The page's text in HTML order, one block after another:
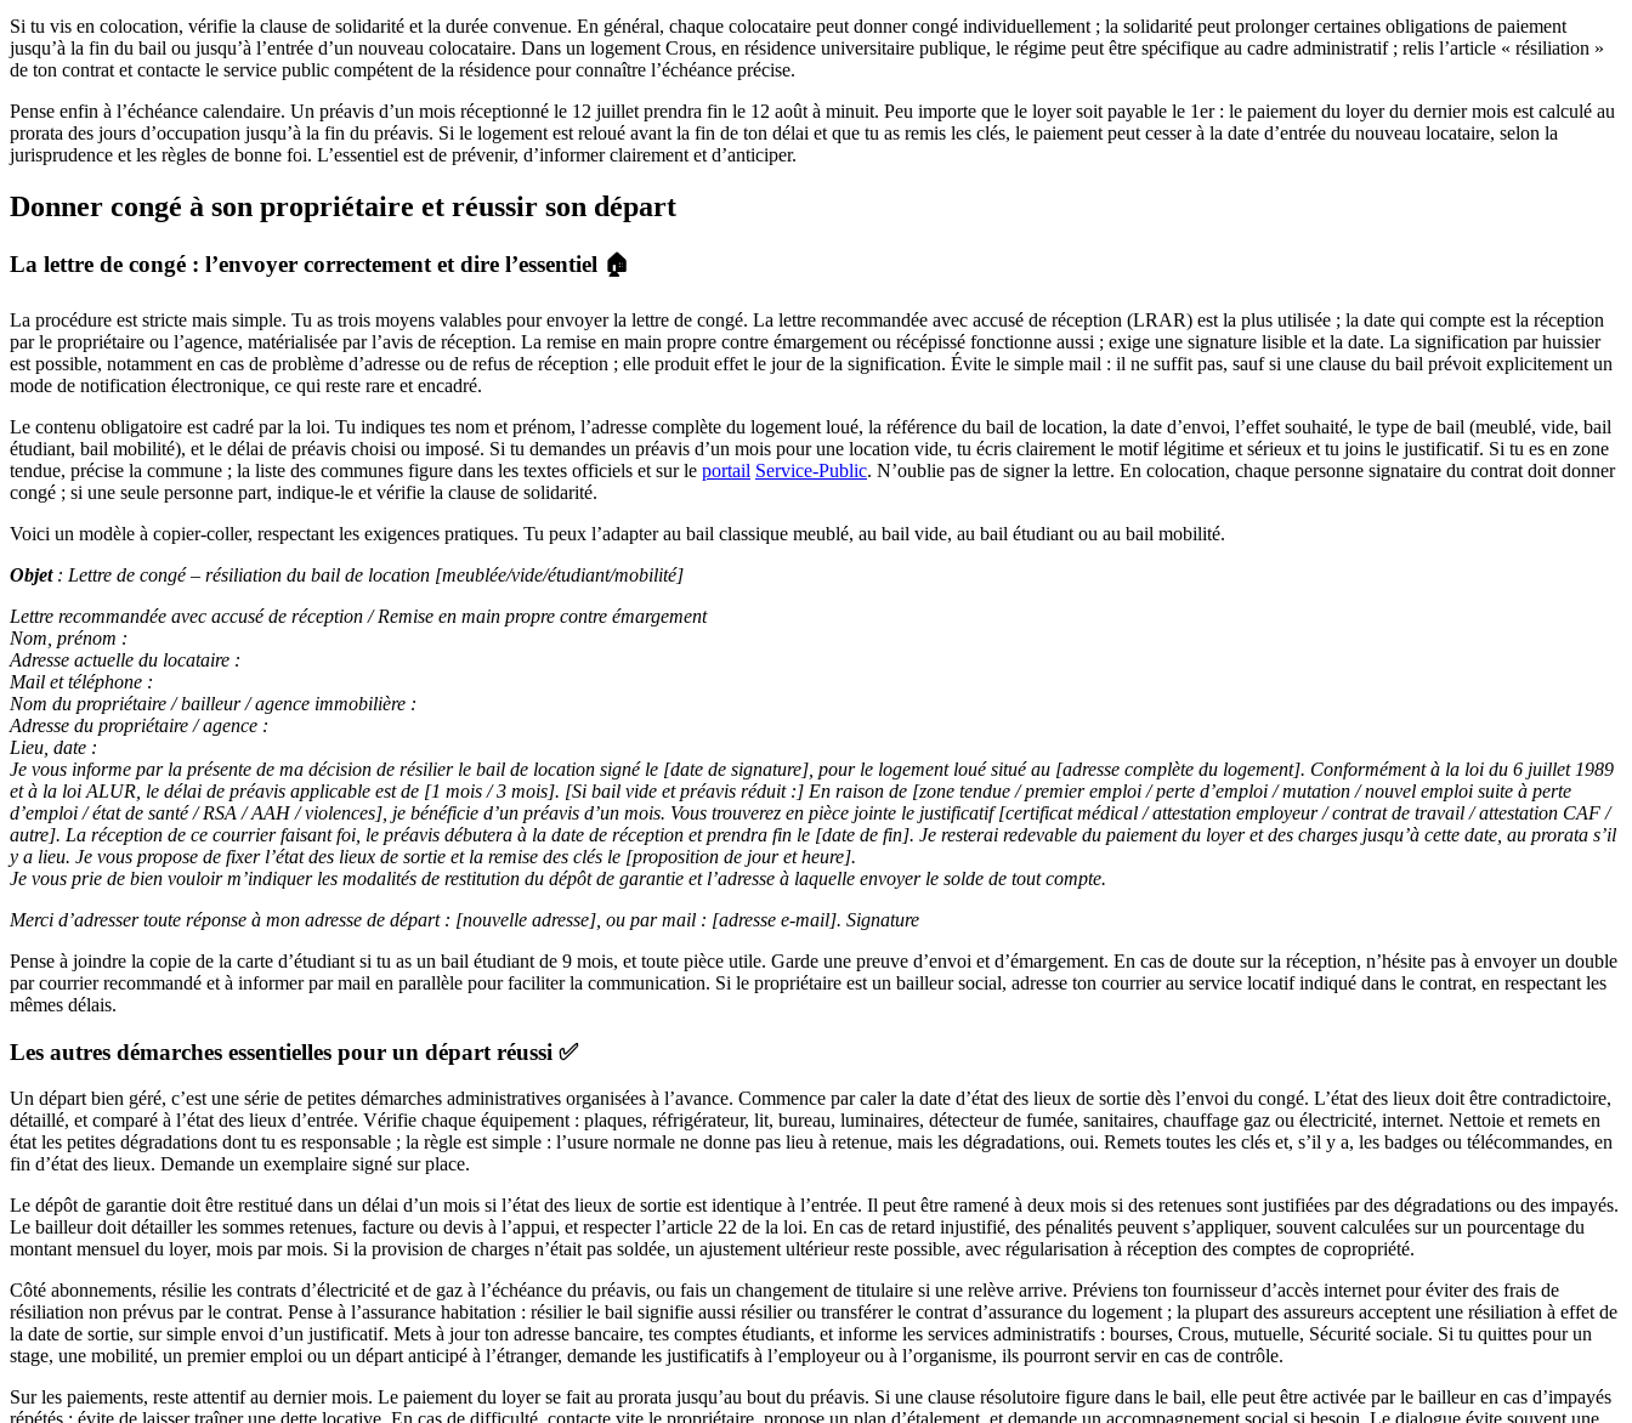
Si tu vis en colocation, vérifie la clause de solidarité et la durée convenue. En général, chaque colocataire peut donner congé individuellement ; la solidarité peut prolonger certaines obligations de paiement
jusqu’à la fin du bail ou jusqu’à l’entrée d’un nouveau colocataire. Dans un logement Crous, en résidence universitaire publique, le régime peut être spécifique au cadre administratif ; relis l’article « résiliation »
de ton contrat et contacte le service public compétent de la résidence pour connaître l’échéance précise.
Pense enfin à l’échéance calendaire. Un préavis d’un mois réceptionné le 12 juillet prendra fin le 12 août à minuit. Peu importe que le loyer soit payable le 1er : le paiement du loyer du dernier mois est calculé au
prorata des jours d’occupation jusqu’à la fin du préavis. Si le logement est reloué avant la fin de ton délai et que tu as remis les clés, le paiement peut cesser à la date d’entrée du nouveau locataire, selon la
jurisprudence et les règles de bonne foi. L’essentiel est de prévenir, d’informer clairement et d’anticiper.
Donner congé à son propriétaire et réussir son départ
La lettre de congé : l’envoyer correctement et dire l’essentiel 🏠
La procédure est stricte mais simple. Tu as trois moyens valables pour envoyer la lettre de congé. La lettre recommandée avec accusé de réception (LRAR) est la plus utilisée ; la date qui compte est la réception
par le propriétaire ou l’agence, matérialisée par l’avis de réception. La remise en main propre contre émargement ou récépissé fonctionne aussi ; exige une signature lisible et la date. La signification par huissier
est possible, notamment en cas de problème d’adresse ou de refus de réception ; elle produit effet le jour de la signification. Évite le simple mail : il ne suffit pas, sauf si une clause du bail prévoit explicitement un
mode de notification électronique, ce qui reste rare et encadré.
Le contenu obligatoire est cadré par la loi. Tu indiques tes nom et prénom, l’adresse complète du logement loué, la référence du bail de location, la date d’envoi, l’effet souhaité, le type de bail (meublé, vide, bail
étudiant, bail mobilité), et le délai de préavis choisi ou imposé. Si tu demandes un préavis d’un mois pour une location vide, tu écris clairement le motif légitime et sérieux et tu joins le justificatif. Si tu es en zone
tendue, précise la commune ; la liste des communes figure dans les textes officiels et sur le portail Service-Public. N’oublie pas de signer la lettre. En colocation, chaque personne signataire du contrat doit donner
congé ; si une seule personne part, indique-le et vérifie la clause de solidarité.
Voici un modèle à copier-coller, respectant les exigences pratiques. Tu peux l’adapter au bail classique meublé, au bail vide, au bail étudiant ou au bail mobilité.
Objet: Lettre de congé – résiliation du bail de location [meublée/vide/étudiant/mobilité]
Lettre recommandée avec accusé de réception / Remise en main propre contre émargement
Nom, prénom :
Adresse actuelle du locataire :
Mail et téléphone :
Nom du propriétaire / bailleur / agence immobilière :
Adresse du propriétaire / agence :
Lieu, date :
Je vous informe par la présente de ma décision de résilier le bail de location signé le [date de signature], pour le logement loué situé au [adresse complète du logement]. Conformément à la loi du 6 juillet 1989
et à la loi ALUR, le délai de préavis applicable est de [1 mois / 3 mois]. [Si bail vide et préavis réduit :] En raison de [zone tendue / premier emploi / perte d’emploi / mutation / nouvel emploi suite à perte
d’emploi / état de santé / RSA / AAH / violences], je bénéficie d’un préavis d’un mois. Vous trouverez en pièce jointe le justificatif [certificat médical / attestation employeur / contrat de travail / attestation CAF /
autre]. La réception de ce courrier faisant foi, le préavis débutera à la date de réception et prendra fin le [date de fin]. Je resterai redevable du paiement du loyer et des charges jusqu’à cette date, au prorata s’il
y a lieu. Je vous propose de fixer l’état des lieux de sortie et la remise des clés le [proposition de jour et heure].
Je vous prie de bien vouloir m’indiquer les modalités de restitution du dépôt de garantie et l’adresse à laquelle envoyer le solde de tout compte.
Merci d’adresser toute réponse à mon adresse de départ : [nouvelle adresse], ou par mail : [adresse e-mail]. Signature
Pense à joindre la copie de la carte d’étudiant si tu as un bail étudiant de 9 mois, et toute pièce utile. Garde une preuve d’envoi et d’émargement. En cas de doute sur la réception, n’hésite pas à envoyer un double
par courrier recommandé et à informer par mail en parallèle pour faciliter la communication. Si le propriétaire est un bailleur social, adresse ton courrier au service locatif indiqué dans le contrat, en respectant les
mêmes délais.
Les autres démarches essentielles pour un départ réussi ✅
Un départ bien géré, c’est une série de petites démarches administratives organisées à l’avance. Commence par caler la date d’état des lieux de sortie dès l’envoi du congé. L’état des lieux doit être contradictoire,
détaillé, et comparé à l’état des lieux d’entrée. Vérifie chaque équipement : plaques, réfrigérateur, lit, bureau, luminaires, détecteur de fumée, sanitaires, chauffage gaz ou électricité, internet. Nettoie et remets en
état les petites dégradations dont tu es responsable ; la règle est simple : l’usure normale ne donne pas lieu à retenue, mais les dégradations, oui. Remets toutes les clés et, s’il y a, les badges ou télécommandes, en
fin d’état des lieux. Demande un exemplaire signé sur place.
Le dépôt de garantie doit être restitué dans un délai d’un mois si l’état des lieux de sortie est identique à l’entrée. Il peut être ramené à deux mois si des retenues sont justifiées par des dégradations ou des impayés.
Le bailleur doit détailler les sommes retenues, facture ou devis à l’appui, et respecter l’article 22 de la loi. En cas de retard injustifié, des pénalités peuvent s’appliquer, souvent calculées sur un pourcentage du
montant mensuel du loyer, mois par mois. Si la provision de charges n’était pas soldée, un ajustement ultérieur reste possible, avec régularisation à réception des comptes de copropriété.
Côté abonnements, résilie les contrats d’électricité et de gaz à l’échéance du préavis, ou fais un changement de titulaire si une relève arrive. Préviens ton fournisseur d’accès internet pour éviter des frais de
résiliation non prévus par le contrat. Pense à l’assurance habitation : résilier le bail signifie aussi résilier ou transférer le contrat d’assurance du logement ; la plupart des assureurs acceptent une résiliation à effet de
la date de sortie, sur simple envoi d’un justificatif. Mets à jour ton adresse bancaire, tes comptes étudiants, et informe les services administratifs : bourses, Crous, mutuelle, Sécurité sociale. Si tu quittes pour un
stage, une mobilité, un premier emploi ou un départ anticipé à l’étranger, demande les justificatifs à l’employeur ou à l’organisme, ils pourront servir en cas de contrôle.
Sur les paiements, reste attentif au dernier mois. Le paiement du loyer se fait au prorata jusqu’au bout du préavis. Si une clause résolutoire figure dans le bail, elle peut être activée par le bailleur en cas d’impayés